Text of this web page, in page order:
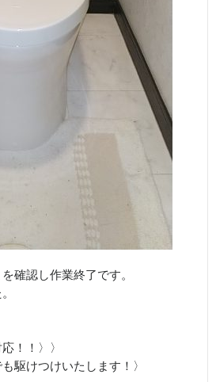
確認し作業終了です。
！！〉〉
駆けつけいたします！〉